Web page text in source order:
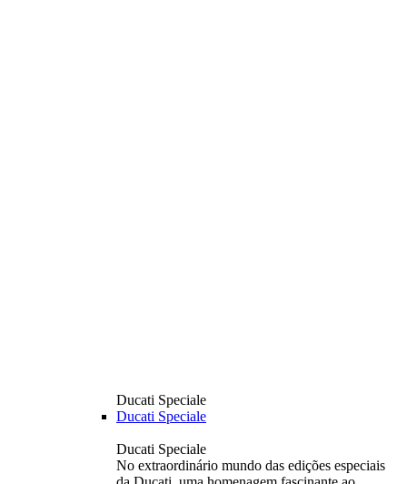
Ducati Speciale
Ducati Speciale
Ducati Speciale
No extraordinário mundo das edições especiais